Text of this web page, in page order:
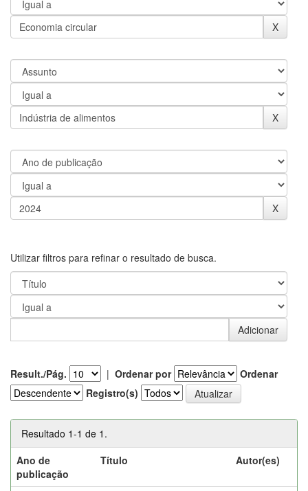
Utilizar filtros para refinar o resultado de busca.
Result./Pág. | Ordenar por
Ordenar
Registro(s)
Resultado 1-1 de 1.
Ano de
publicação
Título Autor(es)